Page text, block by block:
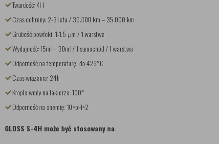
Twardość: 4H
Czas ochrony: 2-3 lata / 30.000 km – 35.000 km
Grubość powłoki: 1-1.5 μm / 1 warstwa
Wydajność: 15ml – 30ml / 1 samochód / 1 warstwa
Odporność na temperaturę: do 426°C
Czas wiązania: 24h
Krople wody na lakierze: 100°
Odporność na chemię: 10>pH>2
GLOSS S-4H może być stosowany na: